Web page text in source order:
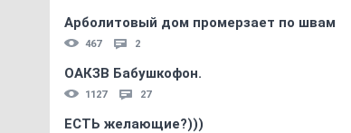
Арболитовый дом промерзает по швам
467 2
ОАКЗВ Бабушкофон.
1127 27
ЕСТЬ желающие?)))